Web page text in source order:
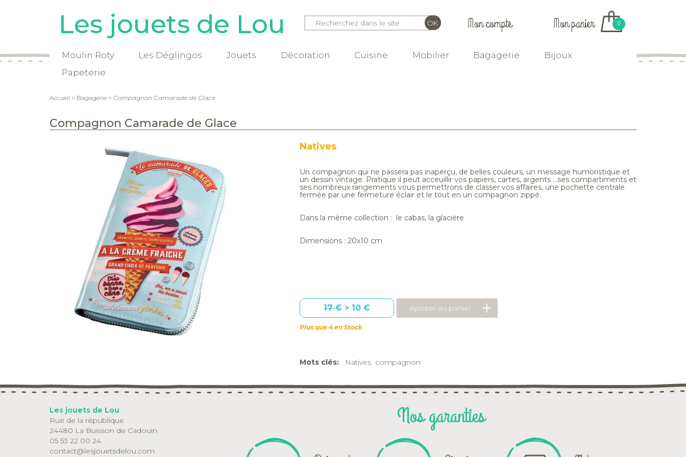
Les jouets de Lou Mon compte Mon panier 0
Moulin Roty Les Déglingos Jouets Décoration Cuisine Mobilier Bagagerie
Bijoux
Papeterie
Accueil > Bagagerie > Compagnon Camarade de Glace
Compagnon Camarade de Glace
Natives
Un compagnon qui ne passera pas inaperçu, de belles couleurs, un message humoristique et
un dessin vintage. Pratique il peut acceuillir vos papiers, cartes, argents ...ses compartiments et
ses nombreux rangements vous permettrons de classer vos affaires, une pochette centrale
fermée par une fermeture éclair et le tout en un compagnon zippé.
Dans la même collection : le cabas, la glacière
Dimensions : 20x10 cm
17 €> 10 €
Plus que 4 en Stock
Mots clés: Natives compagnon
Les jouets de Lou
Rue de la république
24480 La Buisson de Cadouin
05 53 22 00 24
contact@lesjouetsdelou.com
Nos garanties